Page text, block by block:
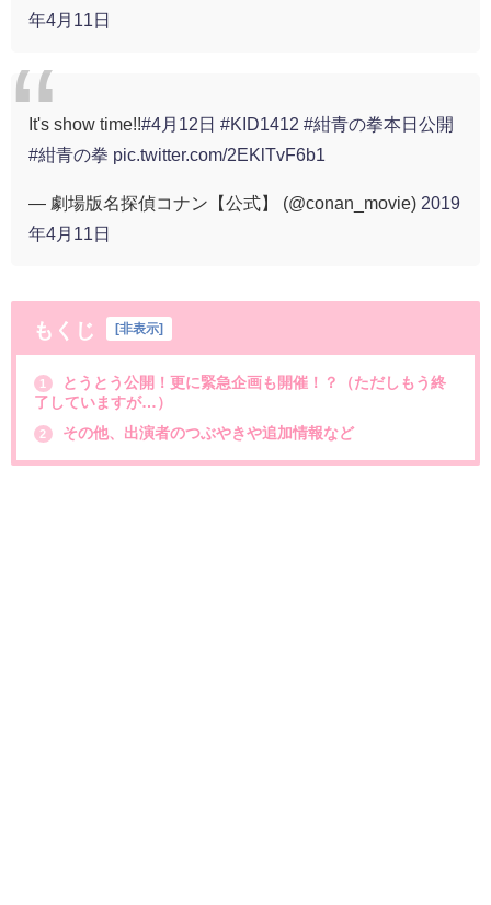
年4月11日
It's show time!!#4月12日 #KID1412 #紺青の拳本日公開
#紺青の拳 pic.twitter.com/2EKlTvF6b1
— 劇場版名探偵コナン【公式】 (@conan_movie) 2019
年4月11日
もくじ [非表示]
1
とうとう公開！更に緊急企画も開催！？（ただしもう終
了していますが…）
2 その他、出演者のつぶやきや追加情報など